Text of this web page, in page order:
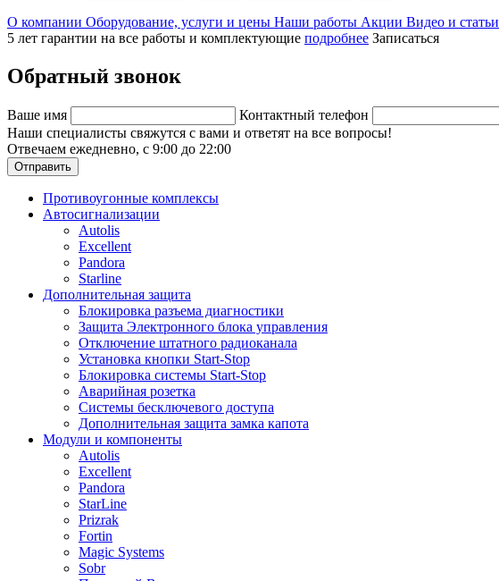
О компании Оборудование, услуги и цены Наши работы Акции Видео и статьи
5 лет гарантии на все работы и комплектующие подробнее Записаться
Обратный звонок
Ваше имя
Контактный телефон
Наши специалисты свяжутся с вами и ответят на все вопросы!
Отвечаем ежедневно, с 9:00 до 22:00
Отправить
Противоугонные комплексы
Автосигнализации
Autolis
Excellent
Pandora
Starline
Дополнительная защита
Блокировка разъема диагностики
Защита Электронного блока управления
Отключение штатного радиоканала
Установка кнопки Start-Stop
Блокировка системы Start-Stop
Аварийная розетка
Системы бесключевого доступа
Дополнительная защита замка капота
Модули и компоненты
Autolis
Excellent
Pandora
StarLine
Prizrak
Fortin
Magic Systems
Sobr